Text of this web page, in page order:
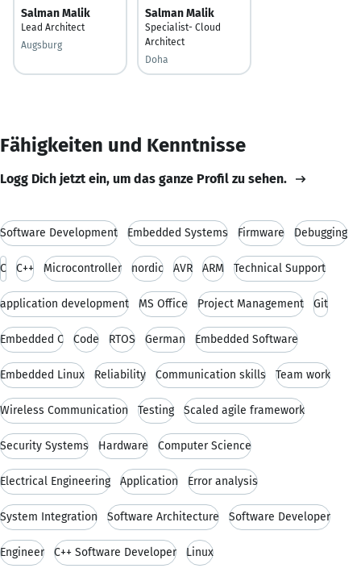
Salman Malik
Lead Architect
Augsburg
Salman Malik
Specialist- Cloud
Architect
Doha
Fähigkeiten und Kenntnisse
Logg Dich jetzt ein, um das ganze Profil zu sehen.
Software Development Embedded Systems Firmware Debugging
C C++ Microcontroller nordic AVR ARM Technical Support
application development MS Office Project Management Git
Embedded C Code RTOS German Embedded Software
Embedded Linux Reliability Communication skills Team work
Wireless Communication Testing Scaled agile framework
Security Systems Hardware Computer Science
Electrical Engineering Application Error analysis
System Integration Software Architecture Software Developer
Engineer C++ Software Developer Linux